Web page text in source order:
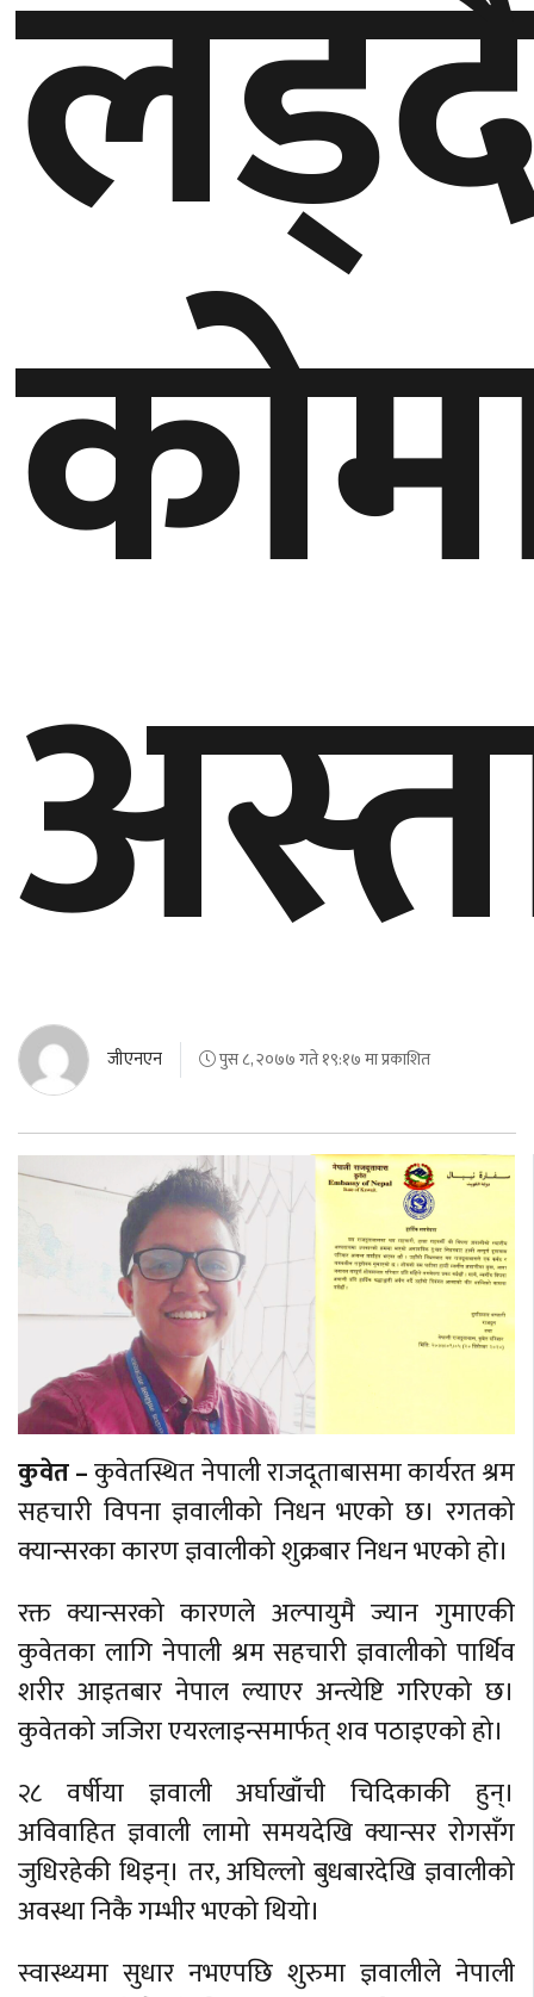
जीएनएन पुस ८, २०७७ गते १९:१७ मा प्रकाशित
कुवेत –कुवेतस्थित नेपाली राजदूताबासमा कार्यरत श्रम
सहचारी विपना ज्ञवालीको निधन भएको छ। रगतको
क्यान्सरका कारण ज्ञवालीको शुक्रबार निधन भएको हो।
रक्त क्यान्सरको कारणले अल्पायुमै ज्यान गुमाएकी
कुवेतका लागि नेपाली श्रम सहचारी ज्ञवालीको पार्थिव
शरीर आइतबार नेपाल ल्याएर अन्त्येष्टि गरिएको छ।
कुवेतको जजिरा एयरलाइन्समार्फत् शव पठाइएको हो।
२८ वर्षीया ज्ञवाली अर्घाखाँची चिदिकाकी हुन्।
अविवाहित ज्ञवाली लामो समयदेखि क्यान्सर रोगसँग
जुधिरहेकी थिइन्। तर, अघिल्लो बुधबारदेखि ज्ञवालीको
अवस्था निकै गम्भीर भएको थियो।
स्वास्थ्यमा सुधार नभएपछि शुरुमा ज्ञवालीले नेपाली